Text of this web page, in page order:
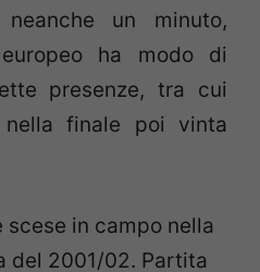
un minuto,
ha modo di
presenze, tra cui
finale poi vinta